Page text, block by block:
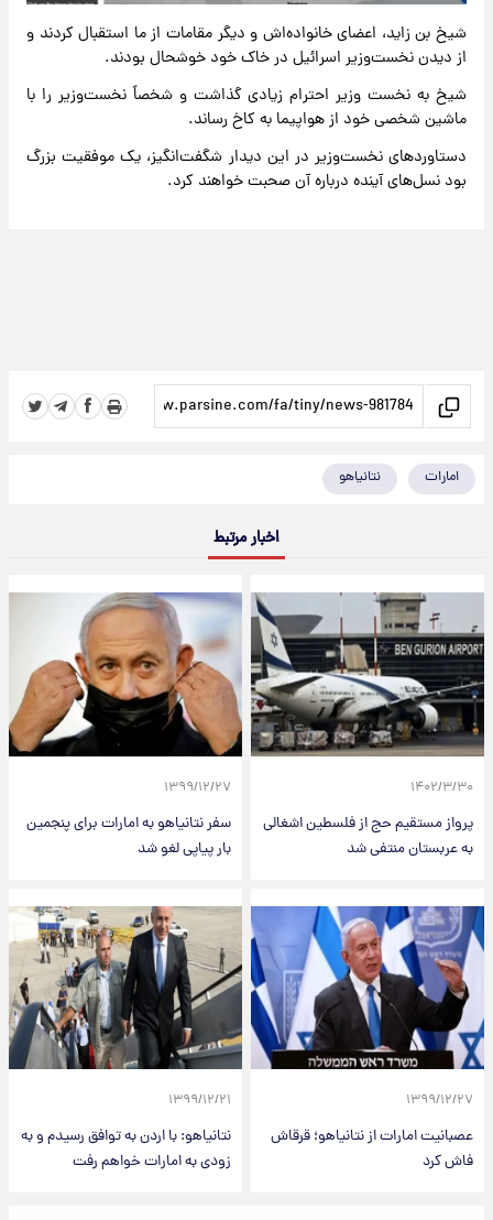
شیخ بن زاید، اعضای خانواده‌اش و دیگر مقامات از ما استقبال کردند و
از دیدن نخست‌وزیر اسرائیل در خاک خود خوشحال بودند.
شیخ به نخست وزیر احترام زیادی گذاشت و شخصاً نخست‌وزیر را با
ماشین شخصی خود از هواپیما به کاخ رساند.
دستاوردهای نخست‌وزیر در این دیدار شگفت‌انگیز، یک موفقیت بزرگ
بود نسل‌های آینده درباره آن صحبت خواهند کرد.
امارات نتانیاهو
اخبار مرتبط
۱۴۰۲/۳/۳۰
پرواز مستقیم حج از فلسطین اشغالی
به عربستان منتفی شد
۱۳۹۹/۱۲/۲۷
سفر نتانیاهو به امارات برای پنجمین
بار پیاپی لغو شد
۱۳۹۹/۱۲/۲۷
عصبانیت امارات از نتانیاهو؛ قرقاش
فاش کرد
۱۳۹۹/۱۲/۲۱
نتانیاهو: با اردن به توافق رسیدم و به
زودی به امارات خواهم رفت